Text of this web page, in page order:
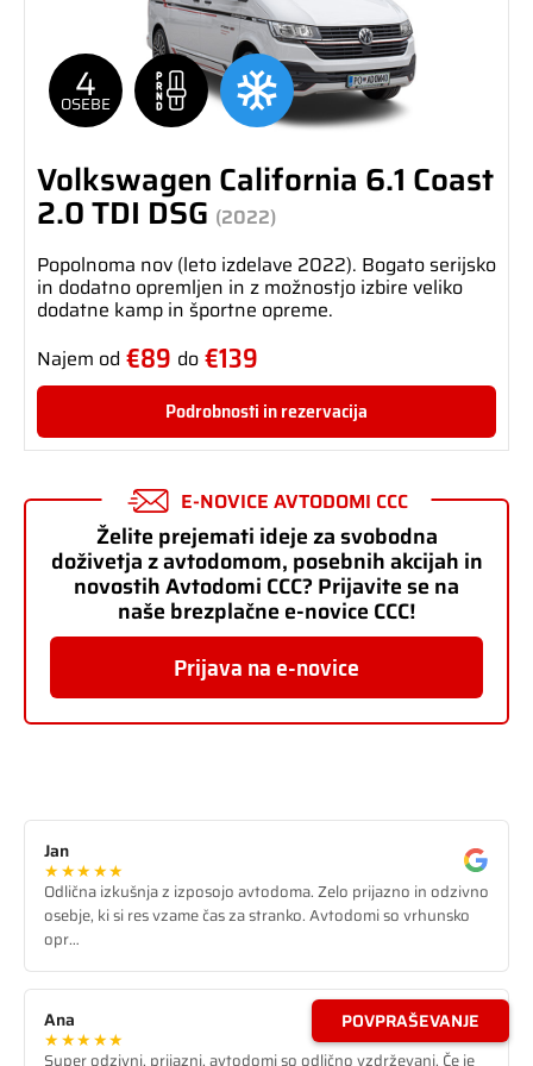
4
OSEBE
Volkswagen California 6.1 Coast
2.0 TDI DSG (2022)
Popolnoma nov (leto izdelave 2022). Bogato serijsko
in dodatno opremljen in z možnostjo izbire veliko
dodatne kamp in športne opreme.
Najem od €89 do €139
Podrobnosti in rezervacija
POVPRAŠEVANJE
E-NOVICE AVTODOMI CCC
Želite prejemati ideje za svobodna
doživetja z avtodomom, posebnih akcijah in
novostih Avtodomi CCC? Prijavite se na
naše brezplačne e-novice CCC!
Prijava na e-novice
Jan
★★★★★
Odlična izkušnja z izposojo avtodoma. Zelo prijazno in odzivno
osebje, ki si res vzame čas za stranko. Avtodomi so vrhunsko
opr…
Ana
★★★★★
Super odzivni, prijazni, avtodomi so odlično vzdrževani. Če je